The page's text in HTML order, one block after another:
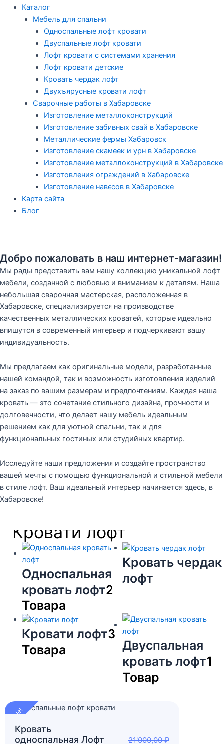
Каталог
Мебель для спальни
Односпальные лофт кровати
Двуспальные лофт кровати
Лофт кровати с системами хранения
Лофт кровати детские
Кровать чердак лофт
Двухъярусные кровати лофт
Сварочные работы в Хабаровске
Изготовление металлоконструкций
Изготовление забивных свай в Хабаровске
Металлические фермы Хабаровск
Изготовление скамеек и урн в Хабаровске
Изготовление металлоконструкций в Хабаровске
Изготовления ограждений в Хабаровске
Изготовление навесов в Хабаровске
Карта сайта
Блог
Добро пожаловать в наш интернет-магазин!
Мы рады представить вам нашу коллекцию уникальной лофт
мебели, созданной с любовью и вниманием к деталям. Наша
небольшая сварочная мастерская, расположенная в
Хабаровске, специализируется на производстве
качественных металлических кроватей, которые идеально
впишутся в современный интерьер и подчеркивают вашу
индивидуальность.
Мы предлагаем как оригинальные модели, разработанные
нашей командой, так и возможность изготовления изделий
на заказ по вашим размерам и предпочтениям. Каждая наша
кровать — это сочетание стильного дизайна, прочности и
долговечности, что делает нашу мебель идеальным
решением как для уютной спальни, так и для
функциональных гостиных или студийных квартир.
Исследуйте наши предложения и создайте пространство
вашей мечты с помощью функциональной и стильной мебели
в стиле лофт. Ваш идеальный интерьер начинается здесь, в
Хабаровске!
Кровати лофт
Односпальная
кровать лофт2
Товара
Кровать чердак
лофт
Кровати лофт3
Товара
Двуспальная
кровать лофт1
Товар
Sale!
Кровать
односпальная Лофт
21'000,00₽